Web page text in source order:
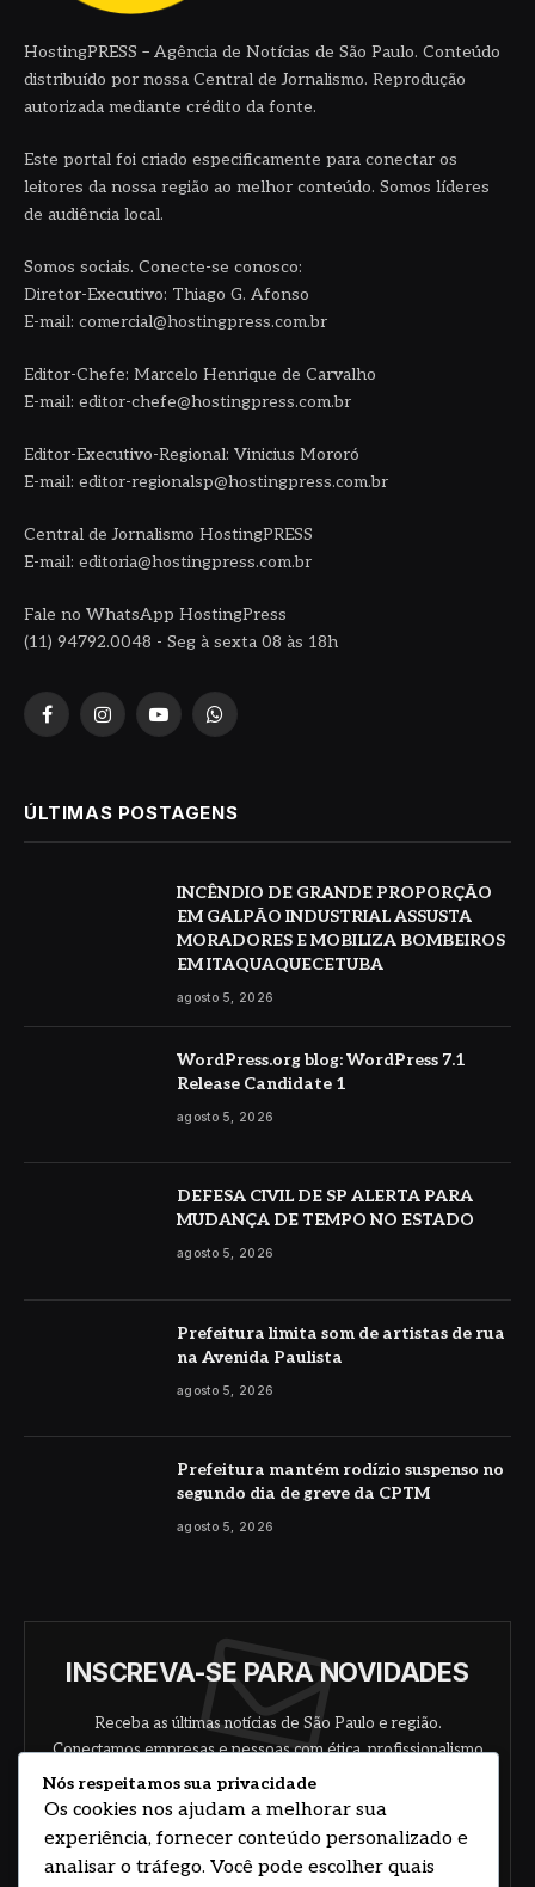
HostingPRESS – Agência de Notícias de São Paulo. Conteúdo
distribuído por nossa Central de Jornalismo. Reprodução
autorizada mediante crédito da fonte.
Este portal foi criado especificamente para conectar os
leitores da nossa região ao melhor conteúdo. Somos líderes
de audiência local.
Somos sociais. Conecte-se conosco:
Diretor-Executivo: Thiago G. Afonso
E-mail: comercial@hostingpress.com.br
Editor-Chefe: Marcelo Henrique de Carvalho
E-mail: editor-chefe@hostingpress.com.br
Editor-Executivo-Regional: Vinicius Mororó
E-mail: editor-regionalsp@hostingpress.com.br
Central de Jornalismo HostingPRESS
E-mail: editoria@hostingpress.com.br
Fale no WhatsApp HostingPress
(11) 94792.0048 - Seg à sexta 08 às 18h
FacebookInstagramYouTubeWhatsApp
ÚLTIMAS POSTAGENS
INCÊNDIO DE GRANDE PROPORÇÃO
EM GALPÃO INDUSTRIAL ASSUSTA
MORADORES E MOBILIZA BOMBEIROS
EM ITAQUAQUECETUBA
agosto 5, 2026
WordPress.org blog: WordPress 7.1
Release Candidate 1
agosto 5, 2026
DEFESA CIVIL DE SP ALERTA PARA
MUDANÇA DE TEMPO NO ESTADO
agosto 5, 2026
Prefeitura limita som de artistas de rua
na Avenida Paulista
agosto 5, 2026
Prefeitura mantém rodízio suspenso no
segundo dia de greve da CPTM
agosto 5, 2026
INSCREVA-SE PARA NOVIDADES
Receba as últimas notícias de São Paulo e região.
Conectamos empresas e pessoas com ética, profissionalismo
e responsabilidade.
Nós respeitamos sua privacidade
Os cookies nos ajudam a melhorar sua
experiência, fornecer conteúdo personalizado e
analisar o tráfego. Você pode escolher quais